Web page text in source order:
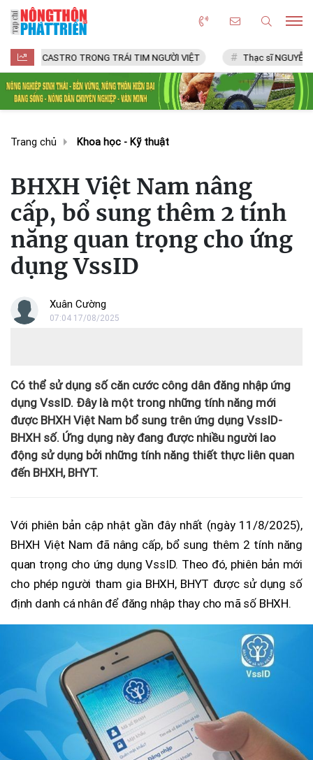
TRONG TRÁI TIM NGƯỜI VIỆT Thạc sĩ NGUYỄN VĂN CHÍ
Trang chủ Khoa học - Kỹ thuật
BHXH Việt Nam nâng
cấp, bổ sung thêm 2 tính
năng quan trọng cho ứng
dụng VssID
Xuân Cường
07:04 17/08/2025
Có thể sử dụng số căn cước công dân đăng nhập ứng
dụng VssID. Đây là một trong những tính năng mới
được BHXH Việt Nam bổ sung trên ứng dụng VssID-
BHXH số. Ứng dụng này đang được nhiều người lao
động sử dụng bởi những tính năng thiết thực liên quan
đến BHXH, BHYT.
Với phiên bản cập nhật gần đây nhất (ngày 11/8/2025),
BHXH Việt Nam đã nâng cấp, bổ sung thêm 2 tính năng
quan trọng cho ứng dụng VssID. Theo đó, phiên bản mới
cho phép người tham gia BHXH, BHYT được sử dụng số
định danh cá nhân để đăng nhập thay cho mã số BHXH.